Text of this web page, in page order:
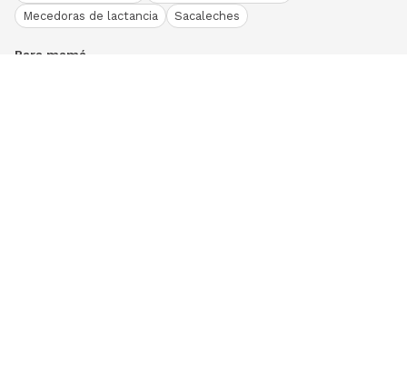
Mecedoras de lactancia
Sacaleches
Para mamá